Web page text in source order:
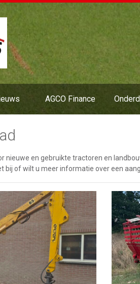
AGCO Finance
nieuwe en gebruikte tractoren en
bij of wilt u meer informatie over een